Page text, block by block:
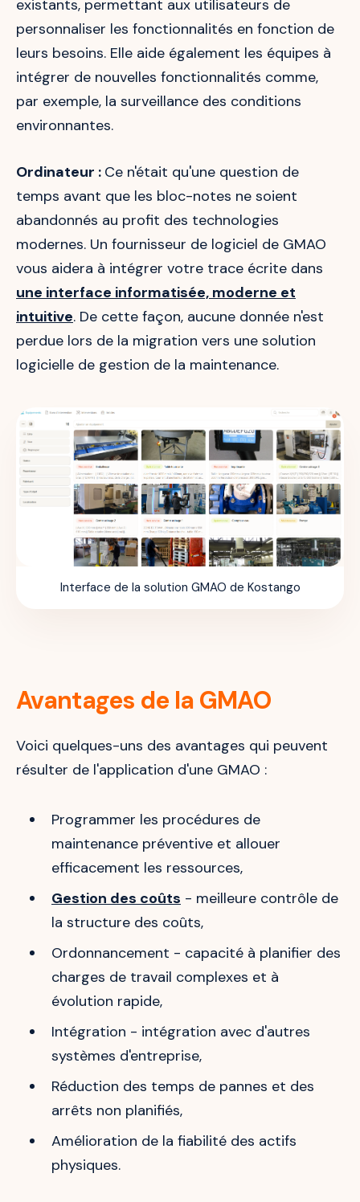
existants, permettant aux utilisateurs de
personnaliser les fonctionnalités en fonction de
leurs besoins. Elle aide également les équipes à
intégrer de nouvelles fonctionnalités comme,
par exemple, la surveillance des conditions
environnantes.
Ordinateur : Ce n'était qu'une question de
temps avant que les bloc-notes ne soient
abandonnés au profit des technologies
modernes. Un fournisseur de logiciel de GMAO
vous aidera à intégrer votre trace écrite dans
une interface informatisée, moderne et
intuitive. De cette façon, aucune donnée n'est
perdue lors de la migration vers une solution
logicielle de gestion de la maintenance.
Interface de la solution GMAO de Kostango
Avantages de la GMAO
Voici quelques-uns des avantages qui peuvent
résulter de l'application d'une GMAO :
Programmer les procédures de
maintenance préventive et allouer
efficacement les ressources,
Gestion des coûts - meilleure contrôle de
la structure des coûts,
Ordonnancement - capacité à planifier des
charges de travail complexes et à
évolution rapide,
Intégration - intégration avec d'autres
systèmes d'entreprise,
Réduction des temps de pannes et des
arrêts non planifiés,
Amélioration de la fiabilité des actifs
physiques.